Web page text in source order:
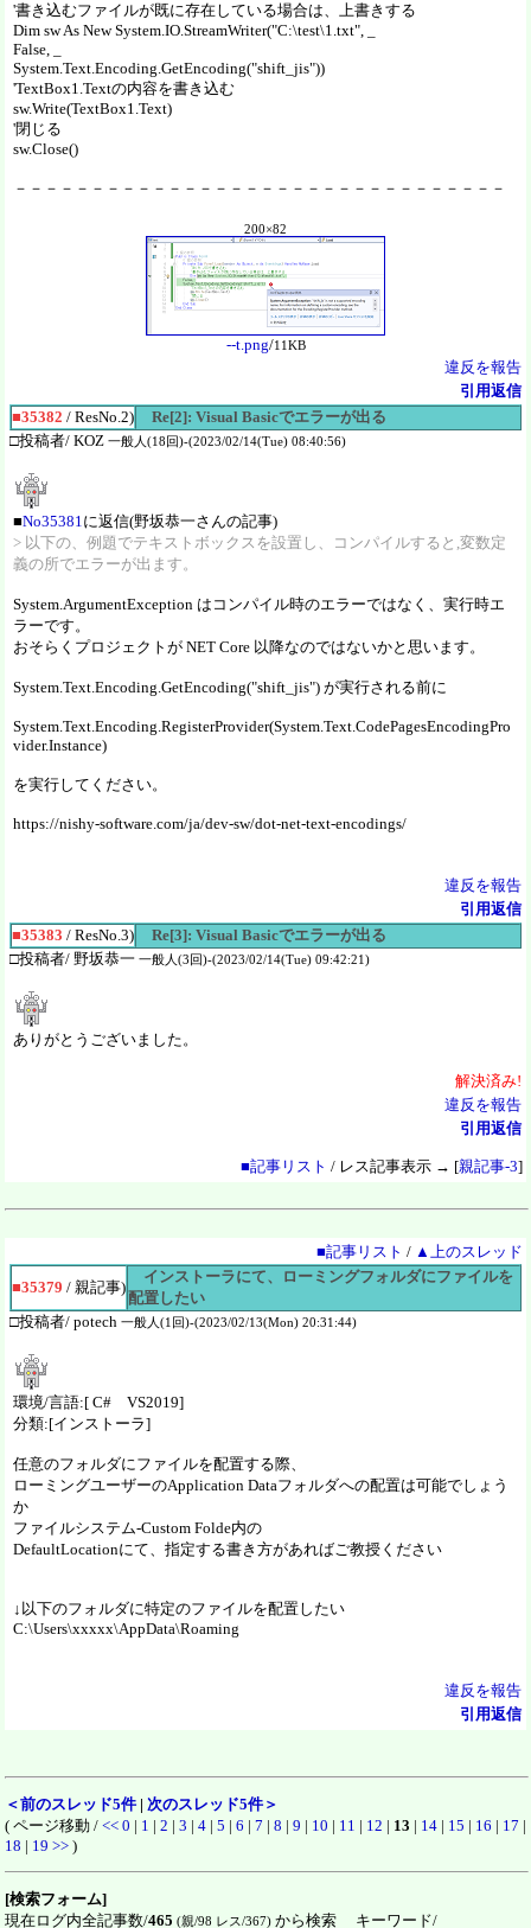
'書き込むファイルが既に存在している場合は、上書きする
Dim sw As New System.IO.StreamWriter("C:\test\1.txt", _
False, _
System.Text.Encoding.GetEncoding("shift_jis"))
'TextBox1.Textの内容を書き込む
sw.Write(TextBox1.Text)
'閉じる
sw.Close()
－－－－－－－－－－－－－－－－－－－－－－－－－－－－－－－－
200×82
--t.png/11KB
違反を報告
引用返信
■35382 / ResNo.2)
Re[2]: Visual Basicでエラーが出る
□投稿者/ KOZ 一般人(18回)-(2023/02/14(Tue) 08:40:56)
■No35381に返信(野坂恭一さんの記事)
> 以下の、例題でテキストボックスを設置し、コンパイルすると,変数定
義の所でエラーが出ます。
System.ArgumentException はコンパイル時のエラーではなく、実行時エ
ラーです。
おそらくプロジェクトが NET Core 以降なのではないかと思います。
System.Text.Encoding.GetEncoding("shift_jis") が実行される前に
System.Text.Encoding.RegisterProvider(System.Text.CodePagesEncodingPro
vider.Instance)
を実行してください。
https://nishy-software.com/ja/dev-sw/dot-net-text-encodings/
違反を報告
引用返信
■35383 / ResNo.3)
Re[3]: Visual Basicでエラーが出る
□投稿者/ 野坂恭一 一般人(3回)-(2023/02/14(Tue) 09:42:21)
ありがとうございました。
解決済み!
違反を報告
引用返信
■記事リスト / レス記事表示 → [親記事-3]
■記事リスト / ▲上のスレッド
■35379 / 親記事)
インストーラにて、ローミングフォルダにファイルを
配置したい
□投稿者/ potech 一般人(1回)-(2023/02/13(Mon) 20:31:44)
環境/言語:[ C# VS2019]
分類:[インストーラ]
任意のフォルダにファイルを配置する際、
ローミングユーザーのApplication Dataフォルダへの配置は可能でしょう
か
ファイルシステム-Custom Folde内の
DefaultLocationにて、指定する書き方があればご教授ください
↓以下のフォルダに特定のファイルを配置したい
C:\Users\xxxxx\AppData\Roaming
違反を報告
引用返信
＜前のスレッド5件 | 次のスレッド5件＞
( ページ移動 / << 0 | 1 | 2 | 3 | 4 | 5 | 6 | 7 | 8 | 9 | 10 | 11 | 12 | 13 | 14 | 15 | 16 | 17 |
18 | 19 >> )
[検索フォーム]
現在ログ内全記事数/465 (親/98 レス/367) から検索 キーワード/